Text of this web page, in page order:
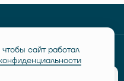
сайт работал